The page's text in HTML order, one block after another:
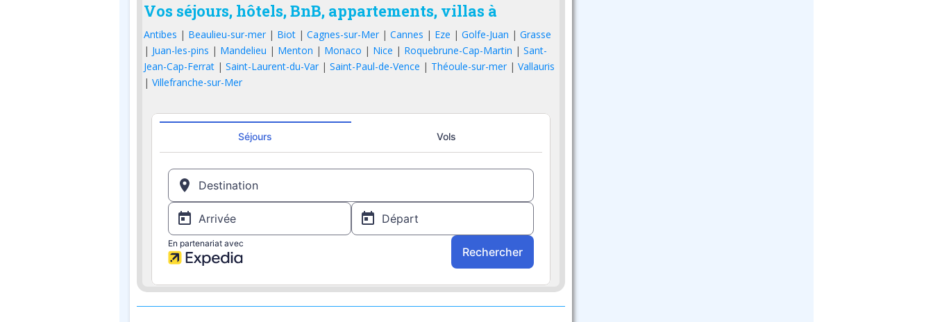
Vos séjours, hôtels, BnB, appartements, villas à
Antibes | Beaulieu-sur-mer | Biot | Cagnes-sur-Mer | Cannes | Eze | Golfe-Juan | Grasse
| Juan-les-pins | Mandelieu | Menton | Monaco | Nice | Roquebrune-Cap-Martin | Sant-
Jean-Cap-Ferrat | Saint-Laurent-du-Var | Saint-Paul-de-Vence | Théoule-sur-mer | Vallauris
| Villefranche-sur-Mer